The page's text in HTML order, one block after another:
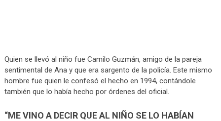
Quien se llevó al niño fue Camilo Guzmán, amigo de la pareja
sentimental de Ana y que era sargento de la policía. Este mismo
hombre fue quien le confesó el hecho en 1994, contándole
también que lo había hecho por órdenes del oficial.
“ME VINO A DECIR QUE AL NIÑO SE LO HABÍAN